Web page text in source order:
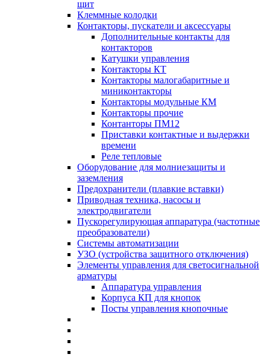
щит
Клеммные колодки
Контакторы, пускатели и аксессуары
Дополнительные контакты для
контакторов
Катушки управления
Контакторы КТ
Контакторы малогабаритные и
миниконтакторы
Контакторы модульные КМ
Контакторы прочие
Контанторы ПМ12
Приставки контактные и выдержки
времени
Реле тепловые
Оборудование для молниезащиты и
заземления
Предохранители (плавкие вставки)
Приводная техника, насосы и
электродвигатели
Пускорегулирующая аппаратура (частотные
преобразователи)
Системы автоматизации
УЗО (устройства защитного отключения)
Элементы управления для светосигнальной
арматуры
Аппаратура управления
Корпуса КП для кнопок
Посты управления кнопочные